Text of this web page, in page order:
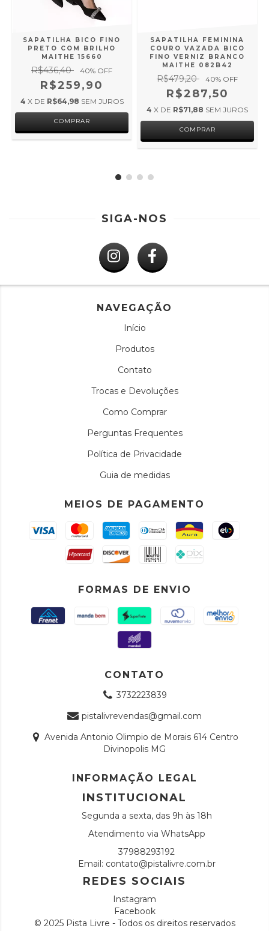
SAPATILHA BICO FINO
PRETO COM BRILHO
MAITHE 15660
R$436,40 40% OFF
R$259,90
4 X DE R$64,98 SEM JUROS
COMPRAR
SAPATILHA FEMININA
COURO VAZADA BICO
FINO VERNIZ BRANCO
MAITHE 082B42
R$479,20 40% OFF
R$287,50
4 X DE R$71,88 SEM JUROS
COMPRAR
SIGA-NOS
NAVEGAÇÃO
Início
Produtos
Contato
Trocas e Devoluções
Como Comprar
Perguntas Frequentes
Política de Privacidade
Guia de medidas
MEIOS DE PAGAMENTO
FORMAS DE ENVIO
CONTATO
3732223839
pistalivrevendas@gmail.com
Avenida Antonio Olimpio de Morais 614 Centro
Divinopolis MG
INFORMAÇÃO LEGAL
INSTITUCIONAL
Segunda a sexta, das 9h às 18h
Atendimento via WhatsApp
37988293192
Email: contato@pistalivre.com.br
REDES SOCIAIS
Instagram
Facebook
© 2025 Pista Livre - Todos os direitos reservados